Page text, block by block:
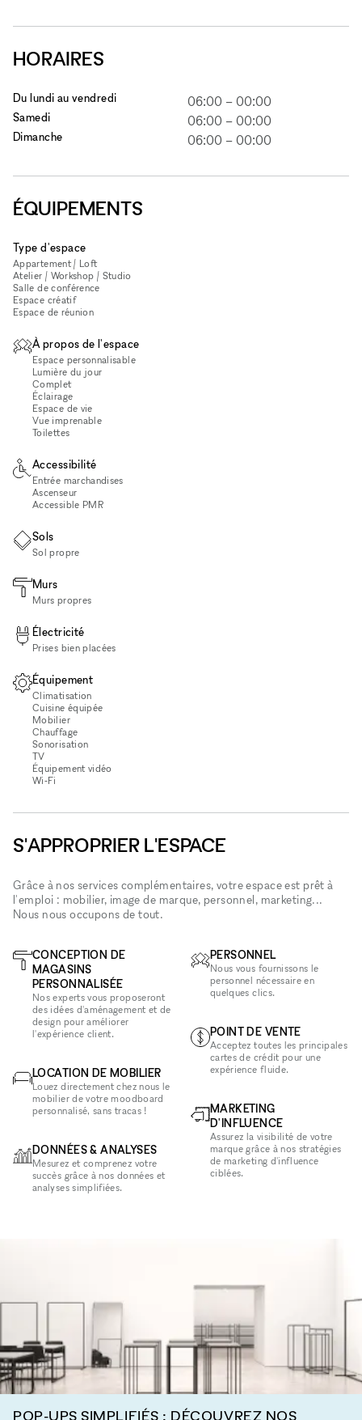
HORAIRES
Du lundi au vendredi 06:00 – 00:00
Samedi 06:00 – 00:00
Dimanche 06:00 – 00:00
ÉQUIPEMENTS
Type d'espace
Appartement / Loft
Atelier / Workshop / Studio
Salle de conférence
Espace créatif
Espace de réunion
À propos de l'espace
Espace personnalisable
Lumière du jour
Complet
Éclairage
Espace de vie
Vue imprenable
Toilettes
Accessibilité
Entrée marchandises
Ascenseur
Accessible PMR
Sols
Sol propre
Murs
Murs propres
Électricité
Prises bien placées
Équipement
Climatisation
Cuisine équipée
Mobilier
Chauffage
Sonorisation
TV
Équipement vidéo
Wi‑Fi
S'APPROPRIER L'ESPACE
Grâce à nos services complémentaires, votre espace est prêt à
l'emploi : mobilier, image de marque, personnel, marketing...
Nous nous occupons de tout.
CONCEPTION DE
MAGASINS
PERSONNALISÉE
Nos experts vous proposeront
des idées d'aménagement et de
design pour améliorer
l'expérience client.
LOCATION DE MOBILIER
Louez directement chez nous le
mobilier de votre moodboard
personnalisé, sans tracas !
DONNÉES & ANALYSES
Mesurez et comprenez votre
succès grâce à nos données et
analyses simplifiées.
PERSONNEL
Nous vous fournissons le
personnel nécessaire en
quelques clics.
POINT DE VENTE
Acceptez toutes les principales
cartes de crédit pour une
expérience fluide.
MARKETING
D'INFLUENCE
Assurez la visibilité de votre
marque grâce à nos stratégies
de marketing d'influence
ciblées.
POP-UPS SIMPLIFIÉS : DÉCOUVREZ NOS